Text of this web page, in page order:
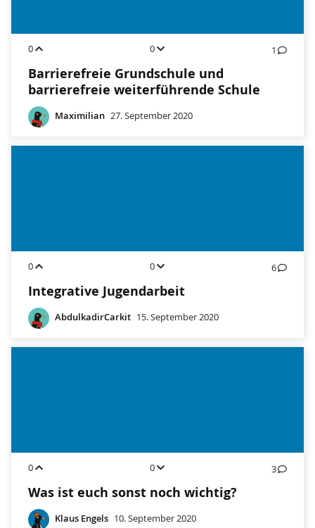
0 0 1
Barrierefreie Grundschule und
barrierefreie weiterführende Schule
Maximilian 27. September 2020
0 0 6
Integrative Jugendarbeit
AbdulkadirCarkit 15. September 2020
0 0 3
Was ist euch sonst noch wichtig?
Klaus Engels 10. September 2020